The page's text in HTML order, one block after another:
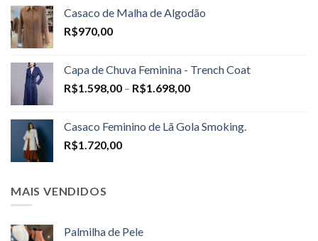
Casaco de Malha de Algodão
R$970,00
Capa de Chuva Feminina - Trench Coat
R$1.598,00 – R$1.698,00Price
through
Casaco Feminino de Lã Gola Smoking.
R$1.720,00
MAIS VENDIDOS
Palmilha de Pele